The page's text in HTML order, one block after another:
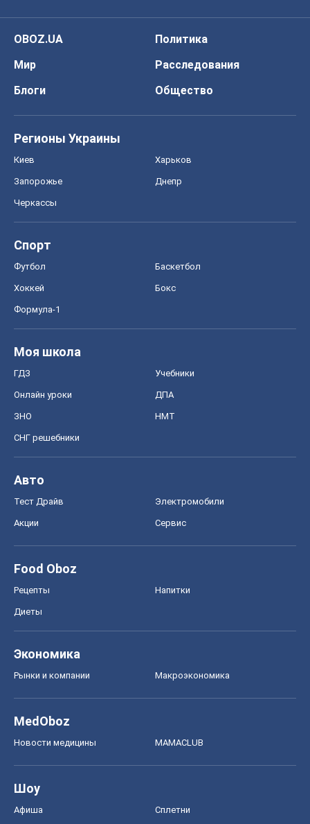
OBOZ.UA
Политика
Мир
Расследования
Блоги
Общество
Регионы Украины
Киев Харьков
Запорожье Днепр
Черкассы
Спорт
Футбол Баскетбол
Хоккей Бокс
Формула-1
Моя школа
ГДЗ Учебники
Онлайн уроки ДПА
ЗНО НМТ
СНГ решебники
Авто
Тест Драйв Электромобили
Акции Сервис
Food Oboz
Рецепты Напитки
Диеты
Экономика
Рынки и компании Mакроэкономика
MedOboz
Новости медицины MAMACLUB
Шоу
Афиша Сплетни